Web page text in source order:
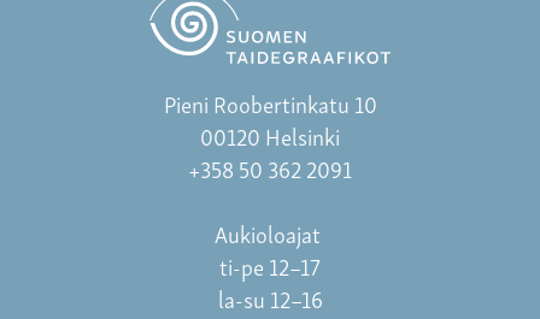
Pieni Roobertinkatu 10
00120 Helsinki
+358 50 362 2091
Aukioloajat
ti-pe 12–17
la-su 12–16